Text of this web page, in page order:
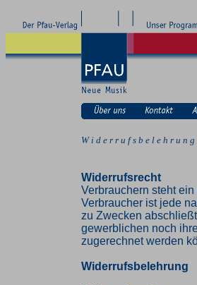
W i d e r r u f s b e l e h r u n g
Widerrufsrecht
Verbrauchern steht
Verbraucher ist jede
zu Zwecken
gewerblichen noch
zugerechnet werden
Widerrufsbelehrung